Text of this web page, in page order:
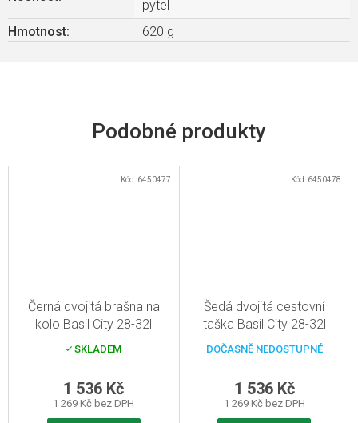
pytel
Hmotnost: 620 g
Černá dvojitá brašna na
kolo Basil City 28-32l
SKLADEM
1 269 Kč bez DPH
1 536 Kč
Kód: 6450477
Šedá dvojitá cestovní
taška Basil City 28-32l
DOČASNĚ NEDOSTUPNÉ
1 269 Kč bez DPH
1 536 Kč
Kód: 6450478